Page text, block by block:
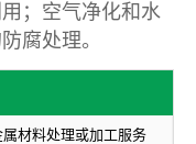
；空气净化和水
腐处理。
属材料处理或加工服务